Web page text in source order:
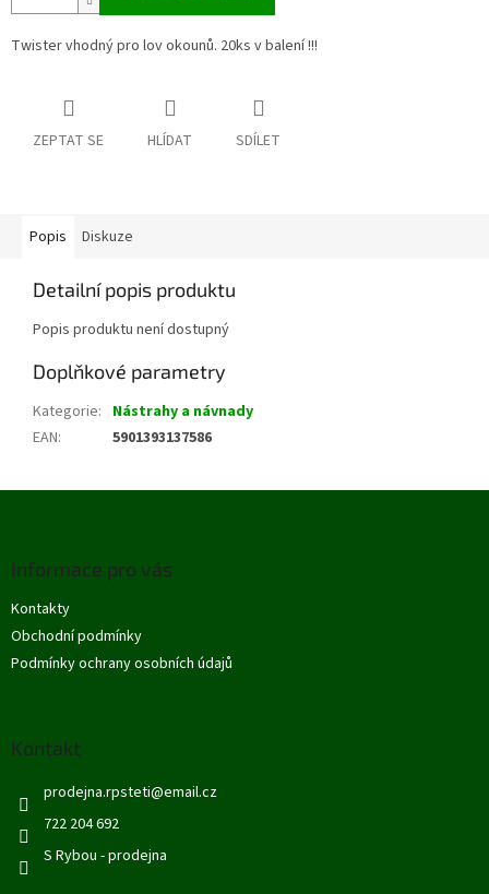
Twister vhodný pro lov okounů. 20ks v balení !!!
ZEPTAT SE HLÍDAT SDÍLET
Popis Diskuze
Detailní popis produktu
Popis produktu není dostupný
Doplňkové parametry
Kategorie: Nástrahy a návnady
EAN: 5901393137586
Informace pro vás
Kontakty
Obchodní podmínky
Podmínky ochrany osobních údajů
Kontakt
prodejna.rpsteti@email.cz
722 204 692
S Rybou - prodejna